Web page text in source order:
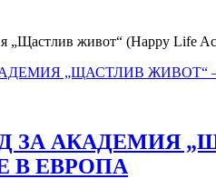
„Щастлив живот“ (Happy Life
ЗА АКАДЕМИЯ
В ЕВРОПА